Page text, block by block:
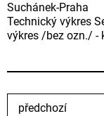
Suchánek-Praha
Technický výkres
výkres /bez ozn./ -
předchozí